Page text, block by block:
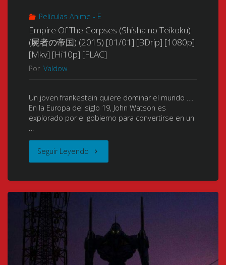
Películas Anime - E
Empire Of The Corpses (Shisha no Teikoku)
(屍者の帝国) (2015) [01/01] [BDrip] [1080p]
[Mkv] [Hi10p] [FLAC]
Por Valdow
Un joven frankestein quiere dominar el mundo ….
En la Europa del siglo 19, John Watson es
explorado por el gobierno para convertirse en un
…
Seguir Leyendo "Empire
The
Corpses
(Shisha
no